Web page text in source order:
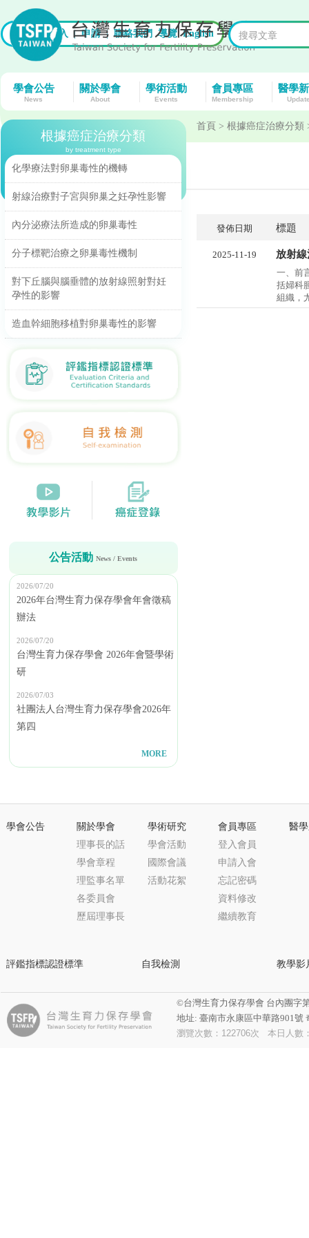
首頁 | 登入 | 申請 | 聯絡我們 導覽 English
學會公告
News
關於學會
About
學術活動
Events
會員專區
Membership
醫學
根據癌症治療分類
by treatment type
化學療法對卵巢毒性的機轉
射線治療對子宮與卵巢之妊孕性影響
內分泌療法所造成的卵巢毒性
分子標靶治療之卵巢毒性機制
對下丘腦與腦垂體的放射線照射對妊
孕性的影響
造血幹細胞移植對卵巢毒性的影響
公告活動 News / Events
2026/07/20
2026年台灣生育力保存學會年會徵稿
辦法
2026/07/20
台灣生育力保存學會 2026年會暨學術
研
2026/07/03
社團法人台灣生育力保存學會2026年
第四
MORE
首頁 > 根據癌症治療分類
發佈日期 標題
2025-11-19 放射
一、前
括婦科
組織，
學會公告
關於學會
理事長的話
學會章程
理監事名單
各委員會
歷屆理事長
學術研究
學會活動
國際會議
活動花絮
會員專區
登入會員
申請入會
忘記密碼
資料修改
繼續教育
醫
評鑑指標認證標準 自我檢測 教學影
©台灣生育力保存學會 台內團字
地址: 臺南市永康區中華路901
瀏覽次數： 122706次 本日人數